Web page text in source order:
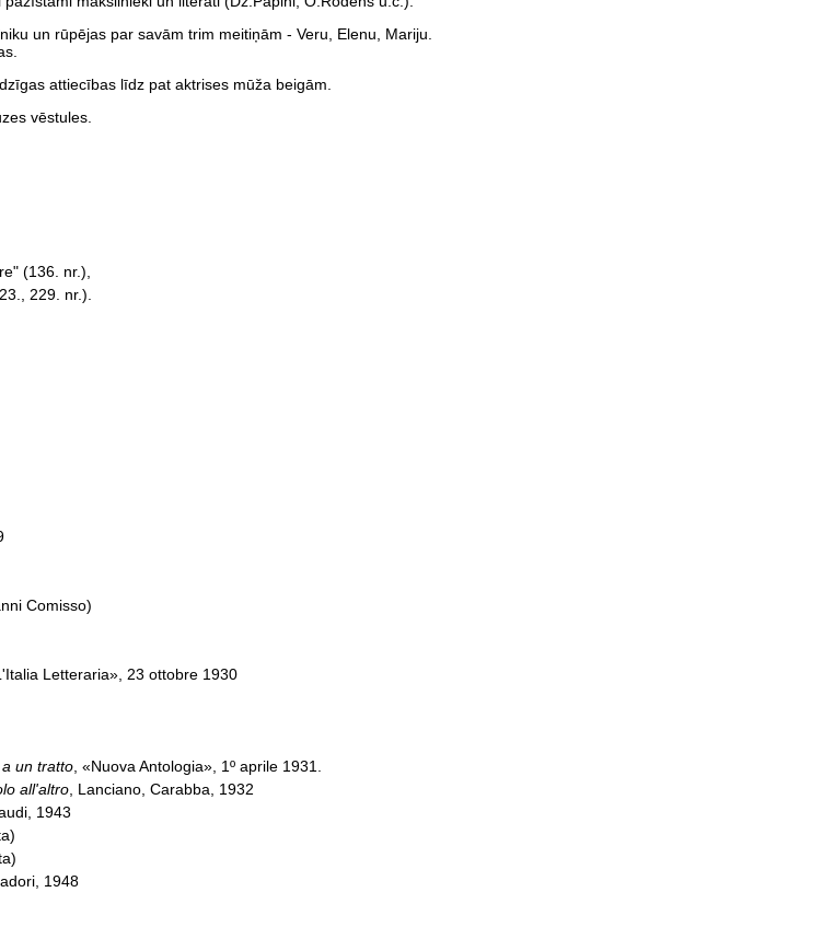
un rūpējas par savām trim meitiņām - Veru, Elenu, Mariju.
attiecības līdz pat aktrises mūža beigām.
vēstules.
(136. nr.),
229. nr.).
Comisso)
Letteraria», 23 ottobre 1930
un tratto , «Nuova Antologia», 1º aprile 1931.
all'altro , Lanciano, Carabba, 1932
1943
1948